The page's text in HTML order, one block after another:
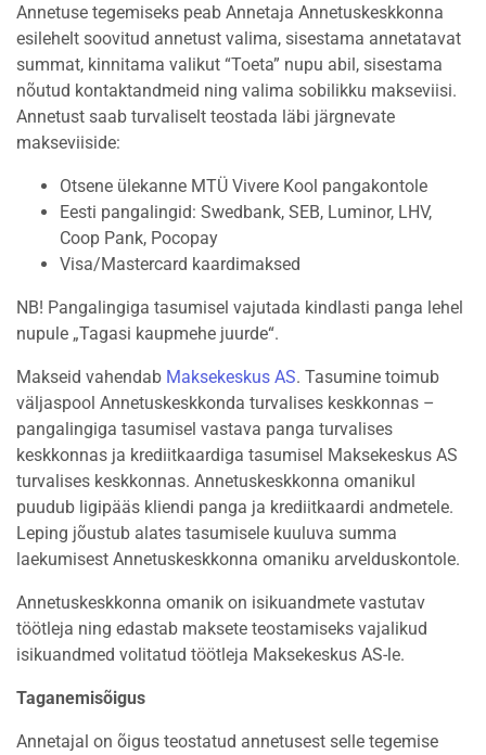
Annetuse tegemiseks peab Annetaja Annetuskeskkonna
esilehelt soovitud annetust valima, sisestama annetatavat
summat, kinnitama valikut “Toeta” nupu abil, sisestama
nõutud kontaktandmeid ning valima sobilikku makseviisi.
Annetust saab turvaliselt teostada läbi järgnevate
makseviiside:
Otsene ülekanne MTÜ Vivere Kool pangakontole
Eesti pangalingid: Swedbank, SEB, Luminor, LHV,
Coop Pank, Pocopay
Visa/Mastercard kaardimaksed
NB! Pangalingiga tasumisel vajutada kindlasti panga lehel
nupule „Tagasi kaupmehe juurde“.
Makseid vahendab Maksekeskus AS. Tasumine toimub
väljaspool Annetuskeskkonda turvalises keskkonnas –
pangalingiga tasumisel vastava panga turvalises
keskkonnas ja krediitkaardiga tasumisel Maksekeskus AS
turvalises keskkonnas. Annetuskeskkonna omanikul
puudub ligipääs kliendi panga ja krediitkaardi andmetele.
Leping jõustub alates tasumisele kuuluva summa
laekumisest Annetuskeskkonna omaniku arvelduskontole.
Annetuskeskkonna omanik on isikuandmete vastutav
töötleja ning edastab maksete teostamiseks vajalikud
isikuandmed volitatud töötleja Maksekeskus AS-le.
Taganemisõigus
Annetajal on õigus teostatud annetusest selle tegemise